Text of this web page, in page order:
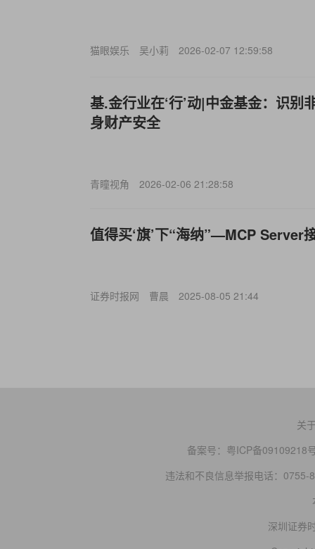
猫眼娱乐 吴小莉 2026-02-07 12:59:58
基.金行业在‘行’动|中金基金：识别
身财产安全
青瞳视角 2026-02-06 21:28:58
值得买‘旗’下“海纳”—MCP Server
证券时报网 曹晨 2025-08-05 21:44
关
备案号： 粤ICP备09109218
违法和不良信息举报电话：0755-
深圳证券